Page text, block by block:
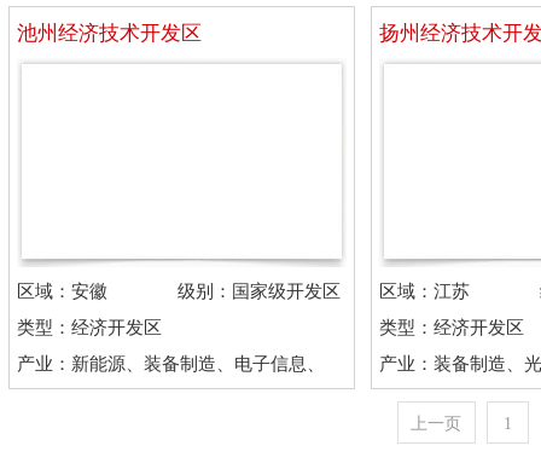
池州经济技术开发区
区域：安徽
级别：国家级开发区
类型：经济开发区
产业：新能源、装备制造、电子信息、
现代服务
扬州经济技术开
区域：江苏
类型：经济开发区
产业：装备制造、
流、电子信息
上一页 1